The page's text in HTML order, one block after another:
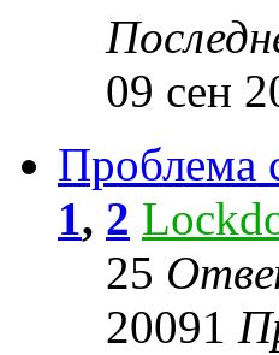
09 сен
Проблема
1, 2
25
20091